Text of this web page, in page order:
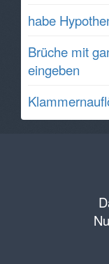
habe
Brüche mit
eingeben